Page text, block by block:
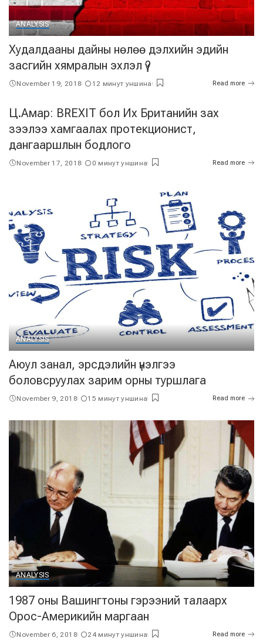
ANALYSIS
Худалдааны дайны нөлөө дэлхийн эдийн
засгийн хямралын эхлэл үү?
November 19, 2018 12 минут уншина Read more
Ц.Амар: BREXIT бол Их Британийн зах
зээлээ хамгаалах протекционист,
дангааршлын бодлого
November 17, 2018 0 минут уншина Read more
ANALYSIS
Аюул занал, эрсдэлийн үнэлгээ
боловсруулах зарим орны туршлага
November 9, 2018 15 минут уншина Read more
ANALYSIS
1987 оны Вашингтоны гэрээний талаарх
Орос-Америкийн маргаан
November 6, 2018 24 минут уншина Read more